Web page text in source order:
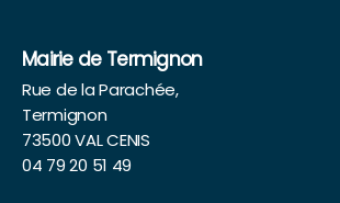
Mairie de Termignon
Rue de la Parachée,
Termignon
73500 VAL CENIS
04 79 20 51 49